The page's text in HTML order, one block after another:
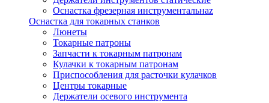
Оснастка фрезерная инструментальнаz
Оснастка для токарных станков
Люнеты
Токарные патроны
Запчасти к токарным патронам
Кулачки к токарным патронам
Приспособления для расточки кулачков
Центры токарные
Держатели осевого инструмента